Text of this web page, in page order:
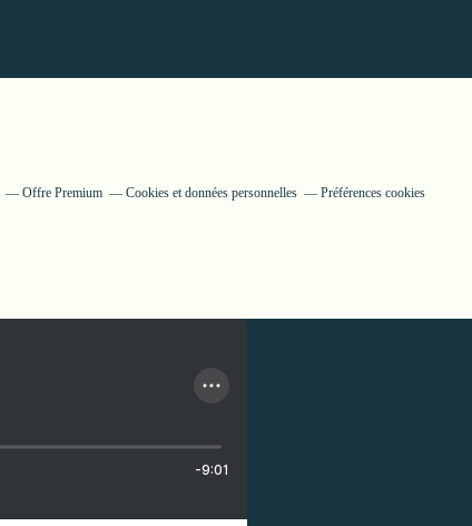
Offre Premium Cookies et données personnelles Préférences cookies
-9:01